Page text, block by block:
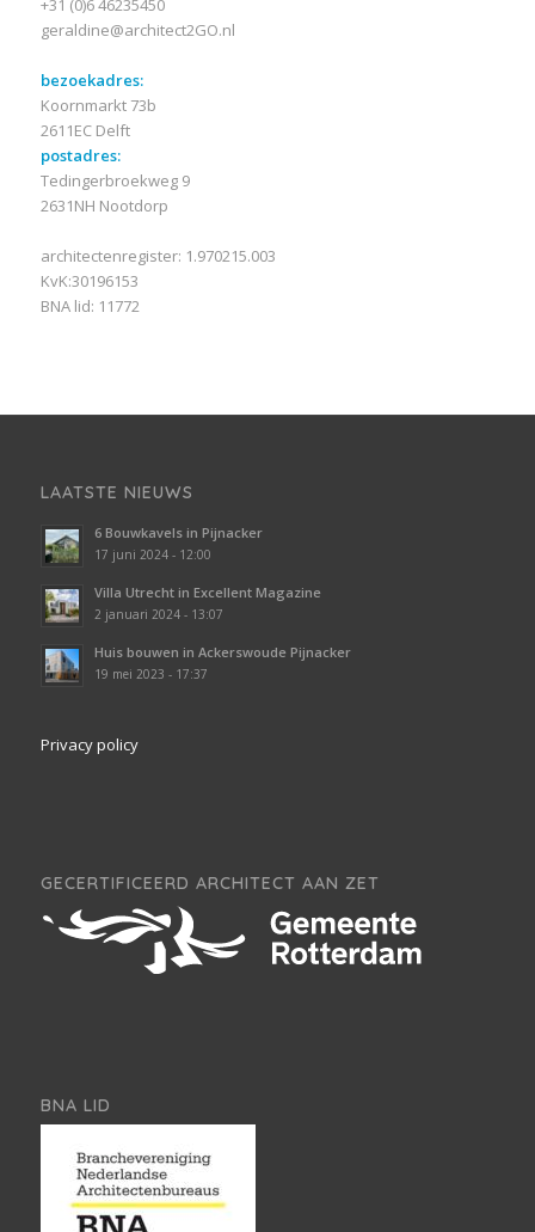
+31 (0)6 46235450
geraldine@architect2GO.nl
bezoekadres:
Koornmarkt 73b
2611EC Delft
postadres:
Tedingerbroekweg 9
2631NH Nootdorp
architectenregister: 1.970215.003
KvK:30196153
BNA lid: 11772
LAATSTE NIEUWS
6 Bouwkavels in Pijnacker
17 juni 2024 - 12:00
Villa Utrecht in Excellent Magazine
2 januari 2024 - 13:07
Huis bouwen in Ackerswoude Pijnacker
19 mei 2023 - 17:37
Privacy policy
GECERTIFICEERD ARCHITECT AAN ZET
BNA LID